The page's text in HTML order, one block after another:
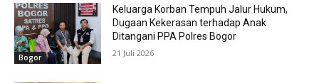
Bogor
Keluarga Korban Tempuh Jalur Hukum,
Dugaan Kekerasan terhadap Anak
Ditangani PPA Polres Bogor
21 Juli 2026